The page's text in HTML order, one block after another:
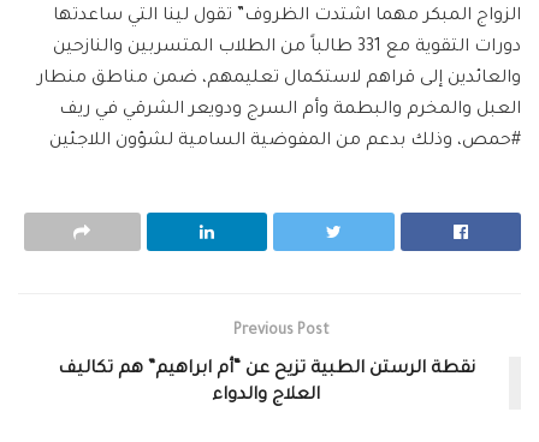
الزواج المبكر مهما اشتدت الظروف” تقول لينا التي ساعدتها
دورات التقوية مع 331 طالباً من الطلاب المتسربين والنازحين
والعائدين إلى قراهم لاستكمال تعليمهم، ضمن مناطق منطار
العبل والمخرم والبطمة وأم السرج ودويعر الشرقي في ريف
#حمص، وذلك بدعم من المفوضية السامية لشؤون اللاجئين
Previous Post
نقطة الرستن الطبية تزيح عن “أم ابراهيم” هم تكاليف
العلاج والدواء